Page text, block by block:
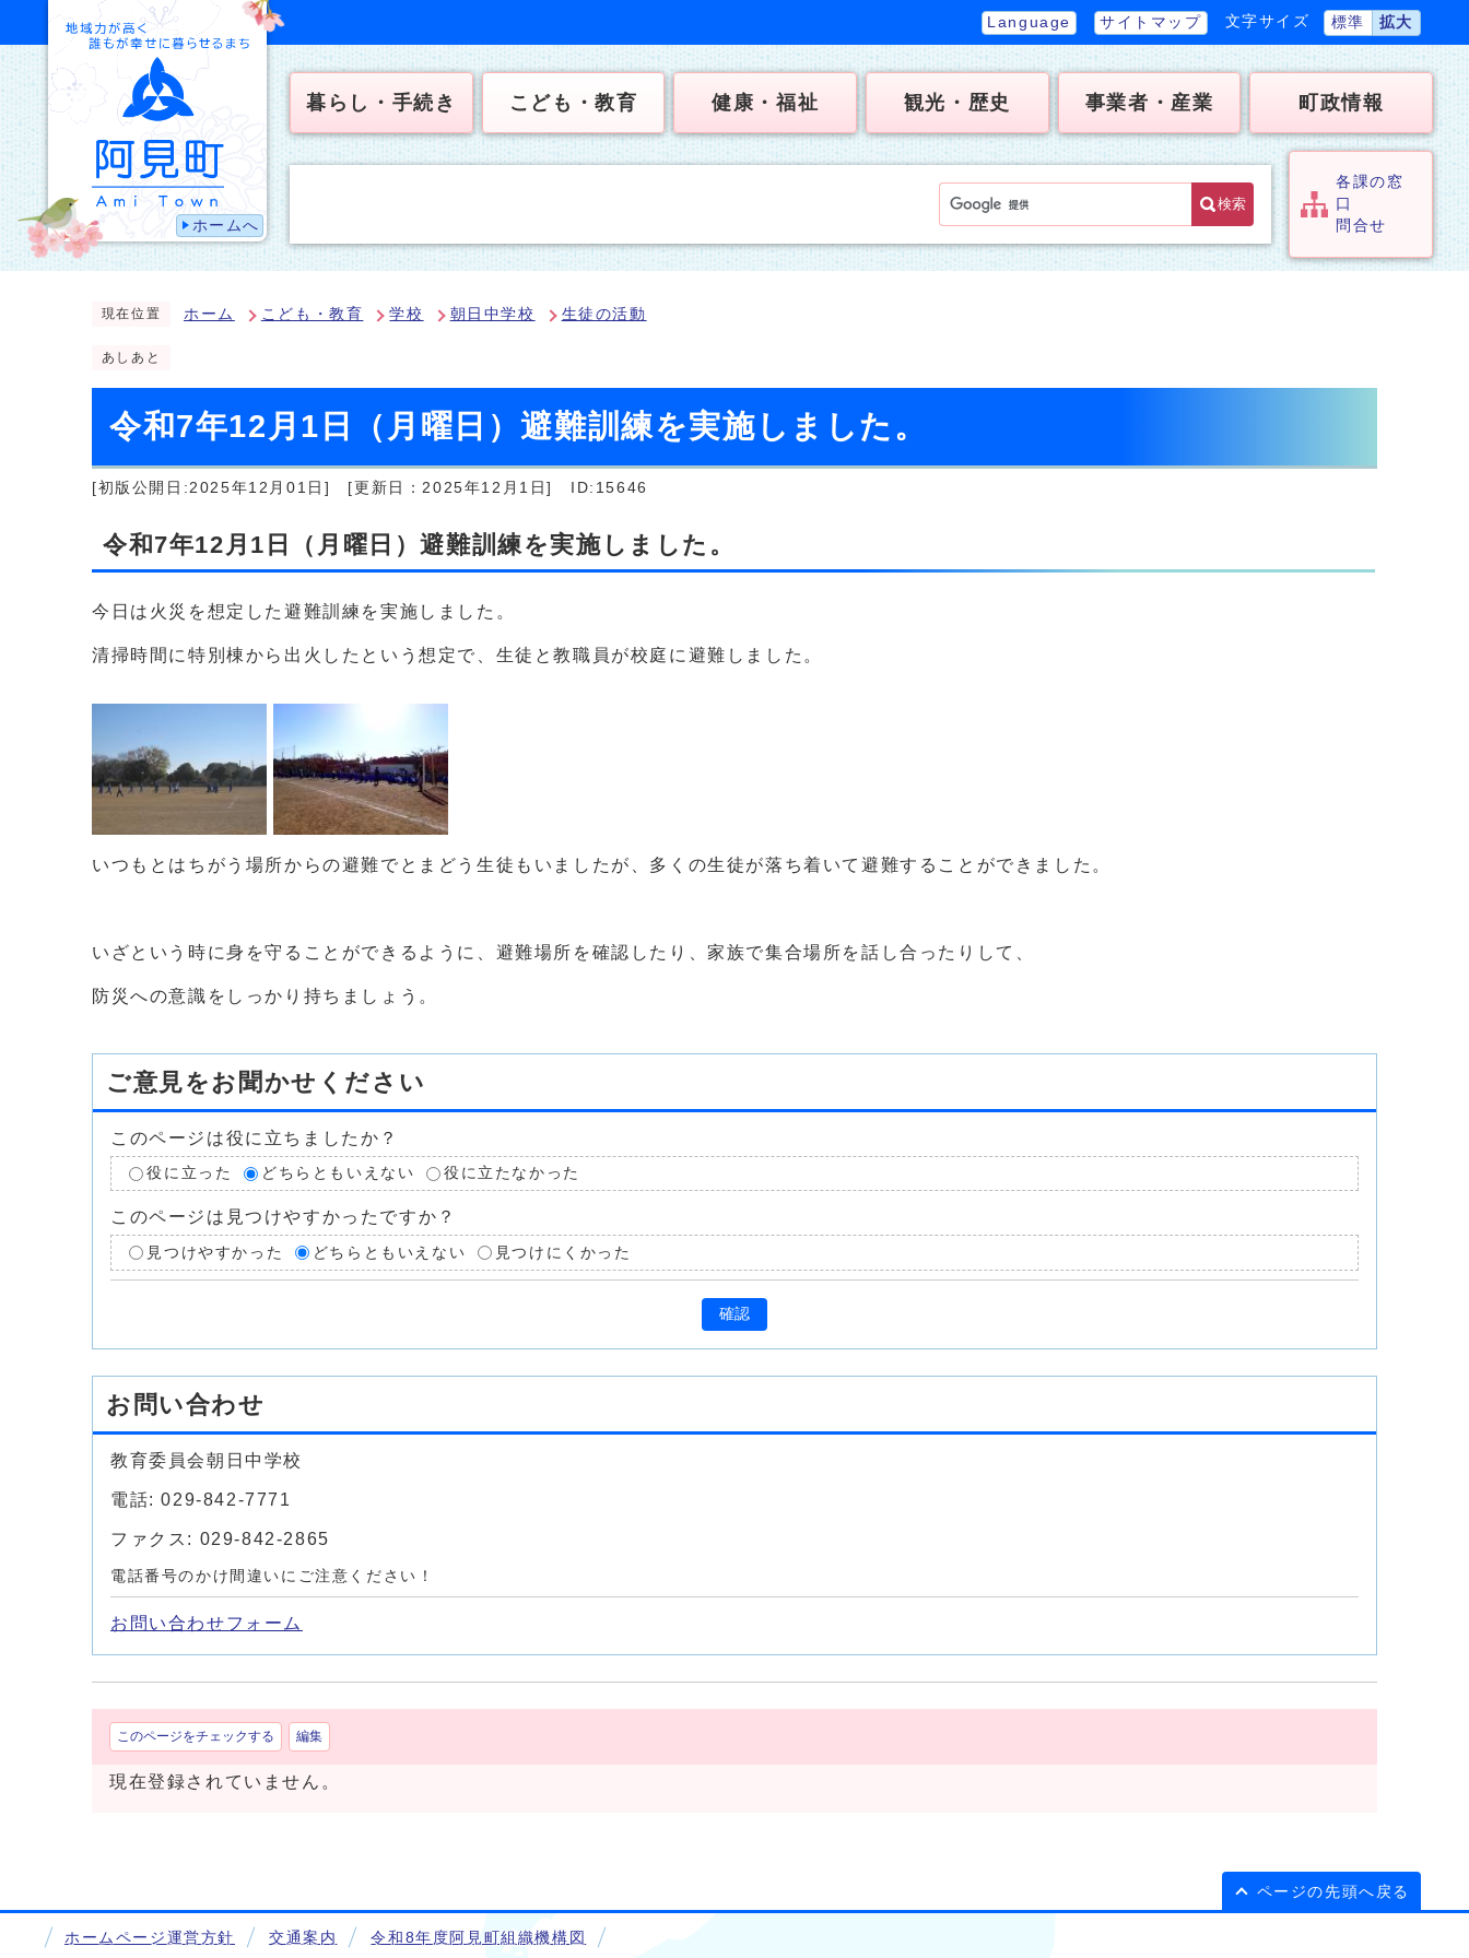
ホームへ
Language サイトマップ 文字サイズ 標準 拡大
暮らし・手続き こども・教育 健康・福祉 観光・歴史 事業者・産業 町政情報
検索
各課の窓
口
問合せ
現在位置 ホーム こども・教育 学校 朝日中学校 生徒の活動
あしあと
令和7年12月1日（月曜日）避難訓練を実施しました。
[初版公開日:2025年12月01日] [更新日：2025年12月1日] ID:15646
令和7年12月1日（月曜日）避難訓練を実施しました。
今日は火災を想定した避難訓練を実施しました。
清掃時間に特別棟から出火したという想定で、生徒と教職員が校庭に避難しました。
いつもとはちがう場所からの避難でとまどう生徒もいましたが、多くの生徒が落ち着いて避難することができました。
いざという時に身を守ることができるように、避難場所を確認したり、家族で集合場所を話し合ったりして、
防災への意識をしっかり持ちましょう。
ご意見をお聞かせください
このページは役に立ちましたか？
役に立った どちらともいえない 役に立たなかった
このページは見つけやすかったですか？
見つけやすかった どちらともいえない 見つけにくかった
確認
お問い合わせ
教育委員会朝日中学校
電話: 029-842-7771
ファクス: 029-842-2865
電話番号のかけ間違いにご注意ください！
お問い合わせフォーム
このページをチェックする 編集
現在登録されていません。
ページの先頭へ戻る
ホームページ運営方針 交通案内 令和8年度阿見町組織機構図